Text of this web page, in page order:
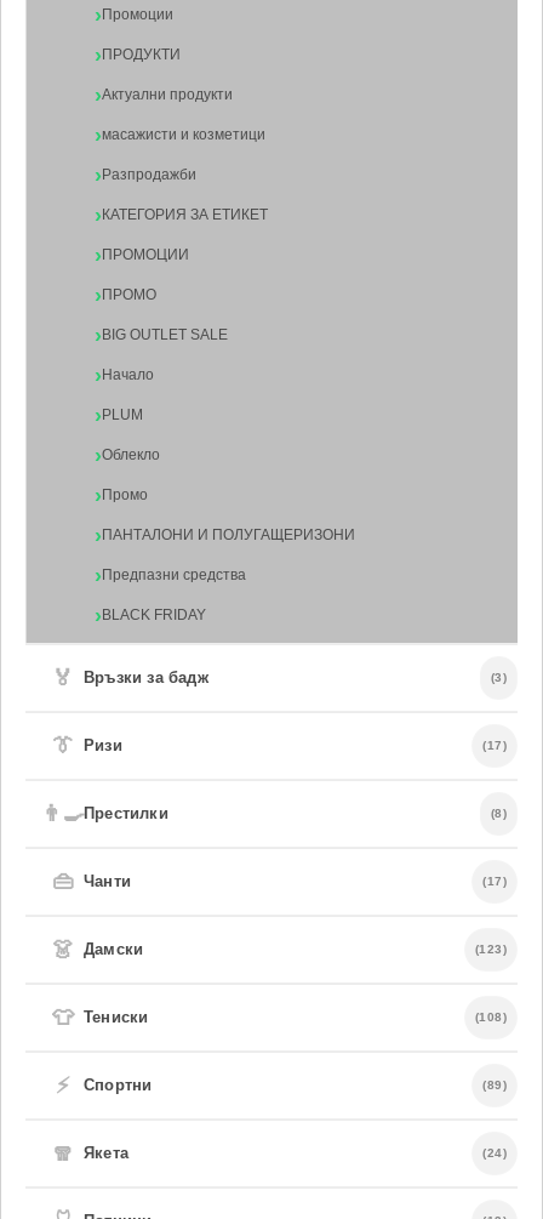
Промоции
ПРОДУКТИ
Актуални продукти
масажисти и козметици
Разпродажби
КАТЕГОРИЯ ЗА ЕТИКЕТ
ПРОМОЦИИ
ПРОМО
BIG OUTLET SALE
Начало
PLUM
Облекло
Промо
ПАНТАЛОНИ И ПОЛУГАЩЕРИЗОНИ
Предпазни средства
BLACK FRIDAY
🏅 Връзки за бадж (3)
👔 Ризи (17)
👨‍🍳Престилки (8)
👜 Чанти (17)
👗 Дамски (123)
👕 Тениски (108)
⚡ Спортни (89)
🧣 Якета (24)